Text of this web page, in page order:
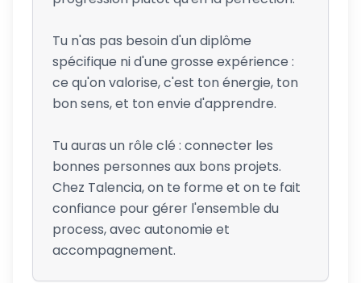
Tu n'as pas besoin d'un diplôme
spécifique ni d'une grosse expérience :
ce qu'on valorise, c'est ton énergie, ton
bon sens, et ton envie d'apprendre.
Tu auras un rôle clé : connecter les
bonnes personnes aux bons projets.
Chez Talencia, on te forme et on te fait
confiance pour gérer l'ensemble du
process, avec autonomie et
accompagnement.